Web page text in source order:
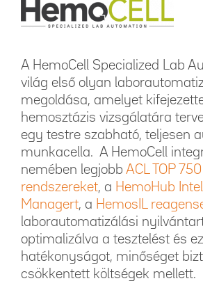
A HemoCell Specialized Lab
világ első olyan
megoldása, amelyet
hemosztázis vizsgálatára
egy testre szabható, teljesen
munkacella. A HemoCell
nemében legjobb ACL TOP
rendszereket, a HemoHub
Managert, a HemosIL
laborautomatizálási
optimalizálva a tesztelést és
hatékonyságot, minőséget
csökkentett költségek mellett.